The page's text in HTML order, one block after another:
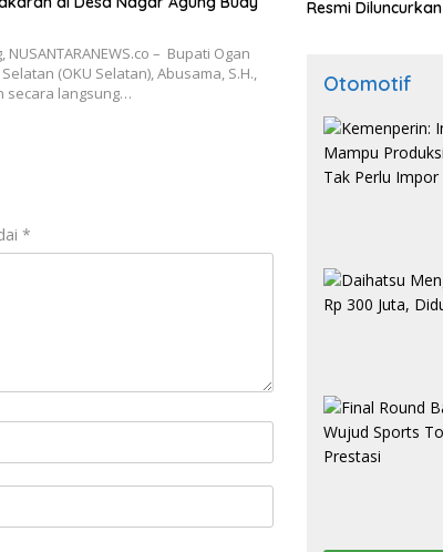
NUSANTARANEWS.co – Bupati Ogan
(OKU Selatan), Abusama, S.H.,
secara langsung…
*
Resmi Diluncurkan
Otomotif